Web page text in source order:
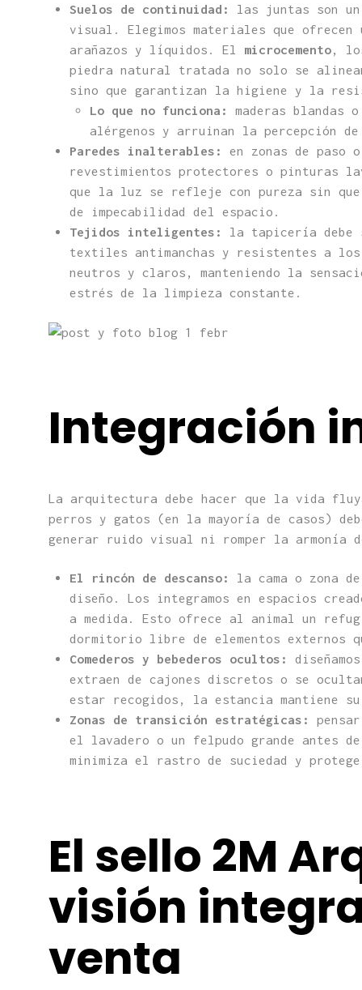
Suelos de continuidad:
las juntas son
visual. Elegimos materiales que
arañazos y líquidos. El microcemento,
piedra natural tratada no solo se
sino que garantizan la higiene y la
Lo que no funciona:
maderas blandas
alérgenos y arruinan la percepción
Paredes inalterables:
en zonas de paso
revestimientos protectores o pinturas
que la luz se refleje con pureza sin
de impecabilidad del espacio.
Tejidos inteligentes:
la tapicería debe
textiles antimanchas y resistentes a
neutros y claros, manteniendo la
estrés de la limpieza constante.
Integración
La arquitectura debe hacer que la vida
perros y gatos (en la mayoría de casos)
generar ruido visual ni romper la armonía
El rincón de descanso:
la cama o zona
diseño. Los integramos en espacios
a medida. Esto ofrece al animal un
dormitorio libre de elementos externos
Comederos y bebederos ocultos:
extraen de cajones discretos o se
estar recogidos, la estancia mantiene
Zonas de transición estratégicas:
el lavadero o un felpudo grande antes
minimiza el rastro de suciedad y
El sello 2M
visión
venta